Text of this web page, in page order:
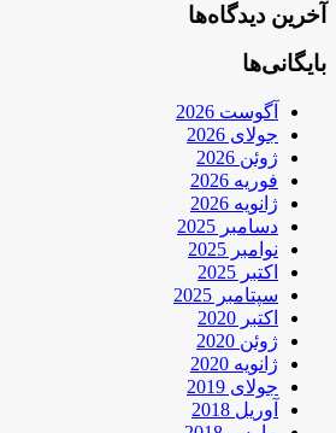
آخرین دیدگاه‌ها
بایگانی‌ها
آگوست 2026
جولای 2026
ژوئن 2026
فوریه 2026
ژانویه 2026
دسامبر 2025
نوامبر 2025
اکتبر 2025
سپتامبر 2025
اکتبر 2020
ژوئن 2020
ژانویه 2020
جولای 2019
آوریل 2018